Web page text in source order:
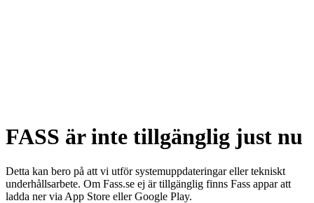
FASS är inte tillgänglig just nu
Detta kan bero på att vi utför systemuppdateringar eller tekniskt
underhållsarbete. Om Fass.se ej är tillgänglig finns Fass appar att
ladda ner via App Store eller Google Play.